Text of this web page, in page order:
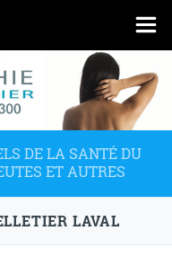
DE LA SANTÉ DU
ET AUTRES
LAVAL